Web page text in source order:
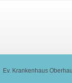
Ev. Krankenhaus